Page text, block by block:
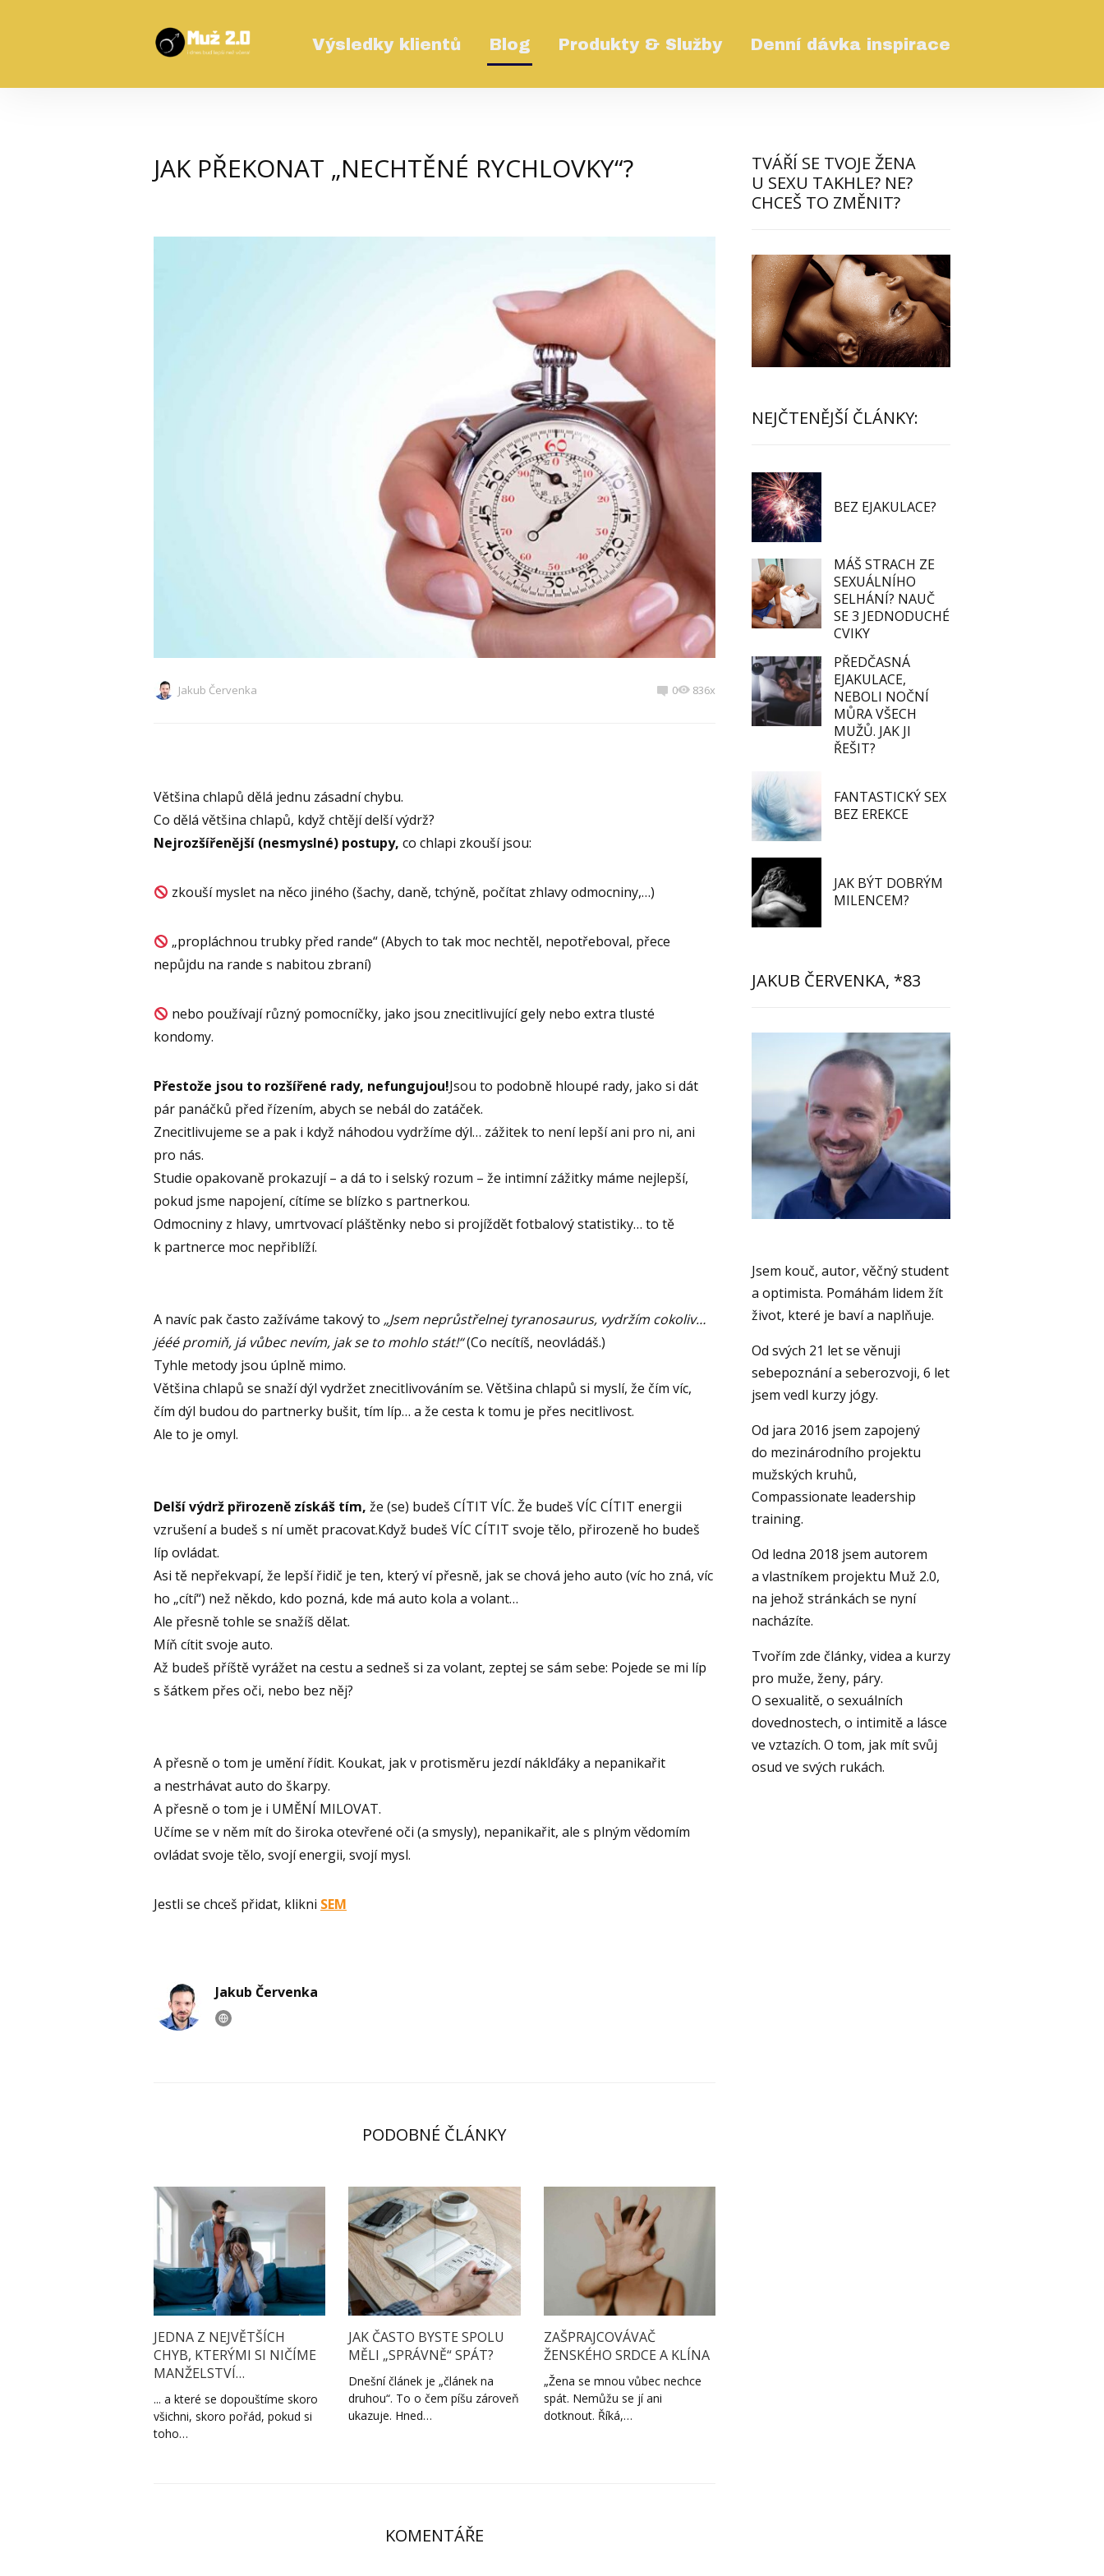
Výsledky klientů Blog Produkty & Služby Denní dávka inspirace
JAK PŘEKONAT „NECHTĚNÉ RYCHLOVKY“?
Jakub Červenka 0 836x
Většina chlapů dělá jednu zásadní chybu.
Co dělá většina chlapů, když chtějí delší výdrž?
Nejrozšířenější (nesmyslné) postupy, co chlapi zkouší jsou:
zkouší myslet na něco jiného (šachy, daně, tchýně, počítat zhlavy odmocniny,…)
„propláchnou trubky před rande“ (Abych to tak moc nechtěl, nepotřeboval, přece
nepůjdu na rande s nabitou zbraní)
nebo používají různý pomocníčky, jako jsou znecitlivující gely nebo extra tlusté
kondomy.
Přestože jsou to rozšířené rady, nefungujou!Jsou to podobně hloupé rady, jako si dát
pár panáčků před řízením, abych se nebál do zatáček.
Znecitlivujeme se a pak i když náhodou vydržíme dýl… zážitek to není lepší ani pro ni, ani
pro nás.
Studie opakovaně prokazují – a dá to i selský rozum – že intimní zážitky máme nejlepší,
pokud jsme napojení, cítíme se blízko s partnerkou.
Odmocniny z hlavy, umrtvovací pláštěnky nebo si projíždět fotbalový statistiky… to tě
k partnerce moc nepřiblíží.
A navíc pak často zažíváme takový to „Jsem neprůstřelnej tyranosaurus, vydržím cokoliv…
jééé promiň, já vůbec nevím, jak se to mohlo stát!“(Co necítíš, neovládáš.)
Tyhle metody jsou úplně mimo.
Většina chlapů se snaží dýl vydržet znecitlivováním se. Většina chlapů si myslí, že čím víc,
čím dýl budou do partnerky bušit, tím líp… a že cesta k tomu je přes necitlivost.
Ale to je omyl.
Delší výdrž přirozeně získáš tím, že (se) budeš CÍTIT VÍC. Že budeš VÍC CÍTIT energii
vzrušení a budeš s ní umět pracovat.Když budeš VÍC CÍTIT svoje tělo, přirozeně ho budeš
líp ovládat.
Asi tě nepřekvapí, že lepší řidič je ten, který ví přesně, jak se chová jeho auto (víc ho zná, víc
ho „cítí“) než někdo, kdo pozná, kde má auto kola a volant…
Ale přesně tohle se snažíš dělat.
Míň cítit svoje auto.
Až budeš příště vyrážet na cestu a sedneš si za volant, zeptej se sám sebe: Pojede se mi líp
s šátkem přes oči, nebo bez něj?
A přesně o tom je umění řídit. Koukat, jak v protisměru jezdí náklďáky a nepanikařit
a nestrhávat auto do škarpy.
A přesně o tom je i UMĚNÍ MILOVAT.
Učíme se v něm mít do široka otevřené oči (a smysly), nepanikařit, ale s plným vědomím
ovládat svoje tělo, svojí energii, svojí mysl.
Jestli se chceš přidat, klikni SEM
Jakub Červenka
PODOBNÉ ČLÁNKY
JEDNA Z NEJVĚTŠÍCH
CHYB, KTERÝMI SI NIČÍME
MANŽELSTVÍ…
... a které se dopouštíme skoro
všichni, skoro pořád, pokud si
toho…
JAK ČASTO BYSTE SPOLU
MĚLI „SPRÁVNĚ“ SPÁT?
Dnešní článek je „článek na
druhou“. To o čem píšu zároveň
ukazuje. Hned…
ZAŠPRAJCOVÁVAČ
ŽENSKÉHO SRDCE A KLÍNA
„Žena se mnou vůbec nechce
spát. Nemůžu se jí ani
dotknout. Říká,…
KOMENTÁŘE
TVÁŘÍ SE TVOJE ŽENA
U SEXU TAKHLE? NE?
CHCEŠ TO ZMĚNIT?
NEJČTENĚJŠÍ ČLÁNKY:
BEZ EJAKULACE?
MÁŠ STRACH ZE
SEXUÁLNÍHO
SELHÁNÍ? NAUČ
SE 3 JEDNODUCHÉ
CVIKY
PŘEDČASNÁ
EJAKULACE,
NEBOLI NOČNÍ
MŮRA VŠECH
MUŽŮ. JAK JI
ŘEŠIT?
FANTASTICKÝ SEX
BEZ EREKCE
JAK BÝT DOBRÝM
MILENCEM?
JAKUB ČERVENKA, *83
Jsem kouč, autor, věčný student
a optimista. Pomáhám lidem žít
život, které je baví a naplňuje.
Od svých 21 let se věnuji
sebepoznání a seberozvoji, 6 let
jsem vedl kurzy jógy.
Od jara 2016 jsem zapojený
do mezinárodního projektu
mužských kruhů,
Compassionate leadership
training.
Od ledna 2018 jsem autorem
a vlastníkem projektu Muž 2.0,
na jehož stránkách se nyní
nacházíte.
Tvořím zde články, videa a kurzy
pro muže, ženy, páry.
O sexualitě, o sexuálních
dovednostech, o intimitě a lásce
ve vztazích. O tom, jak mít svůj
osud ve svých rukách.